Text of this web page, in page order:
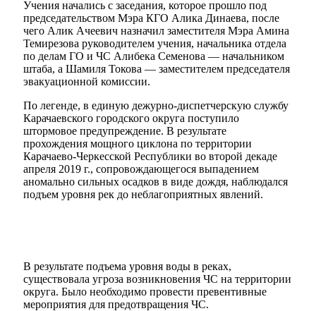
Учения начались с заседания, которое прошло под
председательством Мэра КГО Алика Динаева, после
чего Алик Ачеевич назначил заместителя Мэра Амина
Темирезова руководителем учения, начальника отдела
по делам ГО и ЧС Алибека Семенова — начальником
штаба, а Шамиля Токова — заместителем председателя
эвакуационной комиссии.
По легенде, в единую дежурно-диспетчерскую службу
Карачаевского городского округа поступило
штормовое предупреждение. В результате
прохождения мощного циклона по территории
Карачаево-Черкесской Республики во второй декаде
апреля 2019 г., сопровождающегося выпадением
аномально сильных осадков в виде дождя, наблюдался
подъем уровня рек до неблагоприятных явлений.
В результате подъема уровня воды в реках,
существовала угроза возникновения ЧС на территории
округа. Было необходимо провести превентивные
мероприятия для предотвращения ЧС.
Мэр